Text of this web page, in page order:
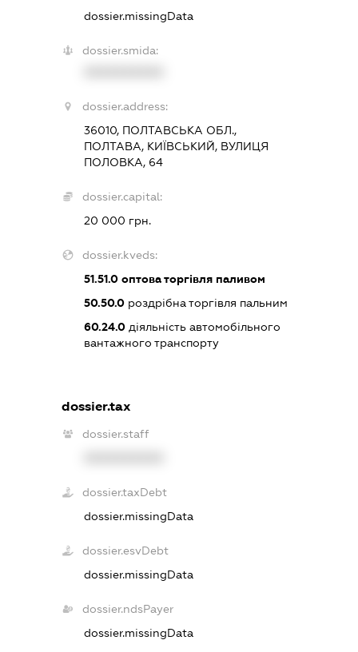
dossier.missingData
dossier.smida:
dossier.address:
36010, ПОЛТАВСЬКА ОБЛ.,
ПОЛТАВА, КИЇВСЬКИЙ, ВУЛИЦЯ
ПОЛОВКА, 64
dossier.capital:
20 000 грн.
dossier.kveds:
51.51.0 оптова торгівля паливом
50.50.0 роздрібна торгівля пальним
60.24.0 діяльність автомобільного
вантажного транспорту
dossier.tax
dossier.staff
dossier.taxDebt
dossier.missingData
dossier.esvDebt
dossier.missingData
dossier.ndsPayer
dossier.missingData